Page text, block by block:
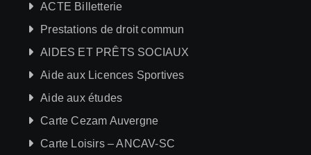
ACTE Billetterie
Prestations de droit commun
AIDES ET PRÊTS SOCIAUX
Aide aux Licences Sportives
Aide aux études
Carte Cezam Auvergne
Carte Loisirs – ANCAV-SC